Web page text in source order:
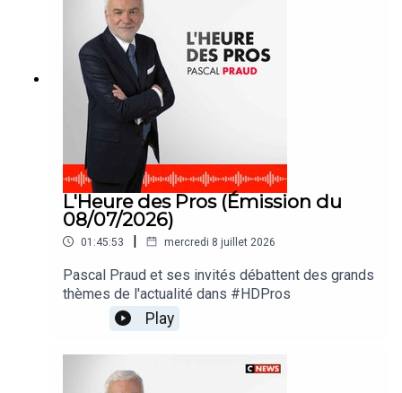
L'Heure des Pros (Émission du
08/07/2026)
01:45:53 | mercredi 8 juillet 2026
Pascal Praud et ses invités débattent des grands
thèmes de l'actualité dans #HDPros
Play